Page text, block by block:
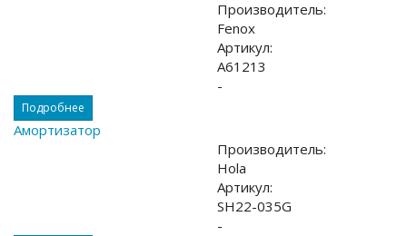
Производитель:
Fenox
Артикул:
A61213
-
Подробнее
Амортизатор
Производитель:
Hola
Артикул:
SH22-035G
-